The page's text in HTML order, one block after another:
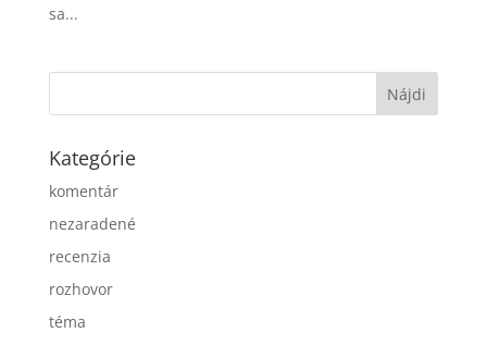
sa...
Kategórie
komentár
nezaradené
recenzia
rozhovor
téma